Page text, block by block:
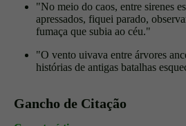
"No meio do caos, entre sirenes
apressados, fiquei parado,
fumaça que subia ao céu."
"O vento uivava entre árvores
histórias de antigas batalhas
Gancho de Citação